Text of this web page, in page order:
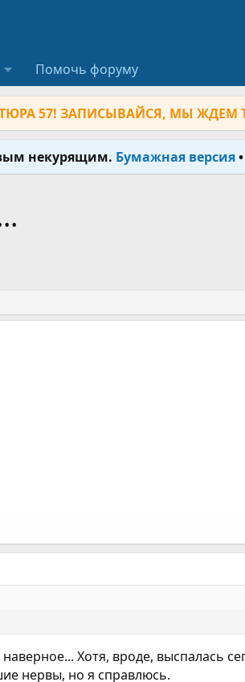
Помочь форуму
57! ЗАПИСЫВАЙСЯ, МЫ ЖДЕМ
некурящим. Бумажная версия•
Хотя, вроде, выспалась
нервы, но я справлюсь.